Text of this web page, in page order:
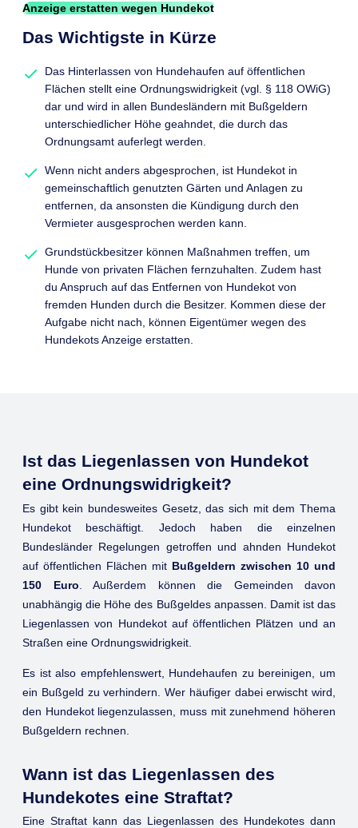
Anzeige erstatten wegen Hundekot
Das Wichtigste in Kürze
Das Hinterlassen von Hundehaufen auf öffentlichen
Flächen stellt eine Ordnungswidrigkeit (vgl. § 118 OWiG)
dar und wird in allen Bundesländern mit Bußgeldern
unterschiedlicher Höhe geahndet, die durch das
Ordnungsamt auferlegt werden.
Wenn nicht anders abgesprochen, ist Hundekot in
gemeinschaftlich genutzten Gärten und Anlagen zu
entfernen, da ansonsten die Kündigung durch den
Vermieter ausgesprochen werden kann.
Grundstückbesitzer können Maßnahmen treffen, um
Hunde von privaten Flächen fernzuhalten. Zudem hast
du Anspruch auf das Entfernen von Hundekot von
fremden Hunden durch die Besitzer. Kommen diese der
Aufgabe nicht nach, können Eigentümer wegen des
Hundekots Anzeige erstatten.
Ist das Liegenlassen von Hundekot
eine Ordnungswidrigkeit?
Es gibt kein bundesweites Gesetz, das sich mit dem Thema
Hundekot beschäftigt. Jedoch haben die einzelnen
Bundesländer Regelungen getroffen und ahnden Hundekot
auf öffentlichen Flächen mit Bußgeldern zwischen 10 und
150 Euro . Außerdem können die Gemeinden davon
unabhängig die Höhe des Bußgeldes anpassen. Damit ist das
Liegenlassen von Hundekot auf öffentlichen Plätzen und an
Straßen eine Ordnungswidrigkeit.
Es ist also empfehlenswert, Hundehaufen zu bereinigen, um
ein Bußgeld zu verhindern. Wer häufiger dabei erwischt wird,
den Hundekot liegenzulassen, muss mit zunehmend höheren
Bußgeldern rechnen.
Wann ist das Liegenlassen des
Hundekotes eine Straftat?
Eine Straftat kann das Liegenlassen des Hundekotes dann